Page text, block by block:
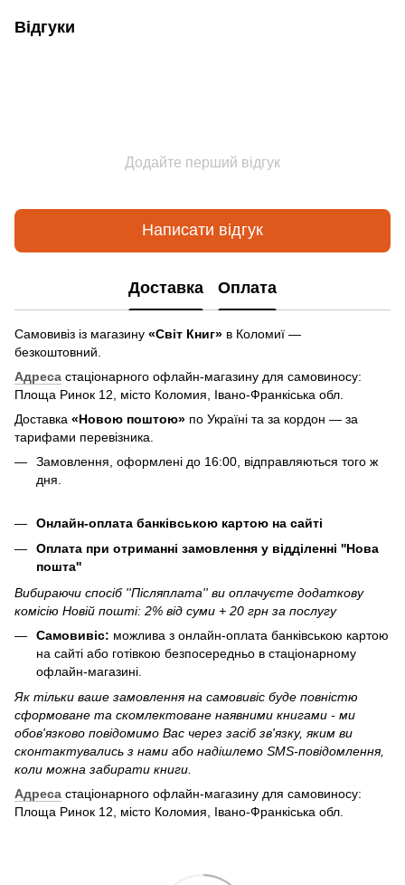
Відгуки
Додайте перший відгук
Написати відгук
Доставка Оплата
Самовивіз із магазину «Світ Книг» в Коломиї —
безкоштовний.
Адреса стаціонарного офлайн-магазину для самовиносу:
Площа Ринок 12, місто Коломия, Івано-Франкіська обл.
Доставка «Новою поштою» по Україні та за кордон — за
тарифами перевізника.
Замовлення, оформлені до 16:00, відправляються того ж
дня.
Онлайн-оплата банківською картою на сайті
Оплата при отриманні замовлення у відділенні ''Нова
пошта''
Вибираючи спосіб ''Післяплата'' ви оплачуєте додаткову
комісію Новій пошті: 2% від суми + 20 грн за послугу
Самовивіс: можлива з онлайн-оплата банківською картою
на сайті або готівкою безпосередньо в стаціонарному
офлайн-магазині.
Як тільки ваше замовлення на самовивіс буде повністю
сформоване та скомлектоване наявними книгами - ми
обов'язково повідомимо Вас через засіб зв'язку, яким ви
сконтактувались з нами або надішлемо SMS-повідомлення,
коли можна забирати книги.
Адреса стаціонарного офлайн-магазину для самовиносу:
Площа Ринок 12, місто Коломия, Івано-Франкіська обл.